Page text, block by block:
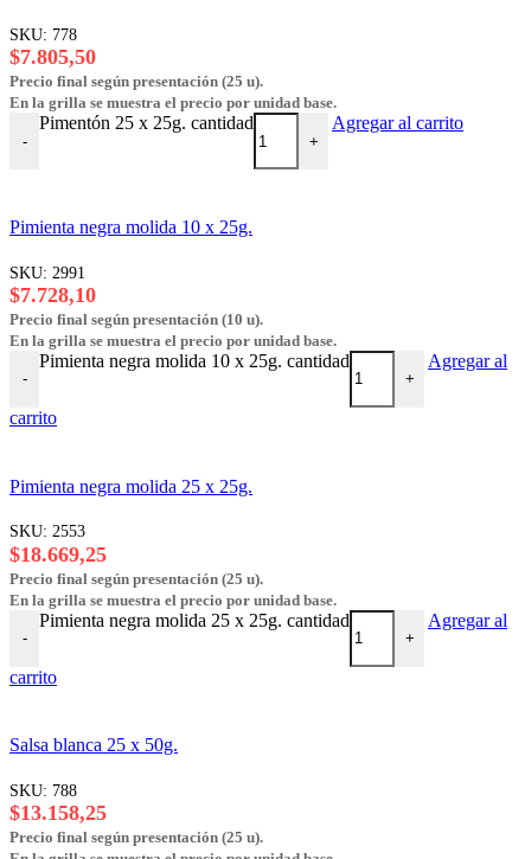
SKU: 778
$7.805,50
Precio final según presentación (25 u).
En la grilla se muestra el precio por unidad base.
-
Pimentón 25 x 25g. cantidad
+
Agregar al carrito
Pimienta negra molida 10 x 25g.
SKU: 2991
$7.728,10
Precio final según presentación (10 u).
En la grilla se muestra el precio por unidad base.
-
Pimienta negra molida 10 x 25g. cantidad
+
Agregar al
carrito
Pimienta negra molida 25 x 25g.
SKU: 2553
$18.669,25
Precio final según presentación (25 u).
En la grilla se muestra el precio por unidad base.
-
Pimienta negra molida 25 x 25g. cantidad
+
Agregar al
carrito
Salsa blanca 25 x 50g.
SKU: 788
$13.158,25
Precio final según presentación (25 u).